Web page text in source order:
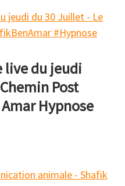
live du jeudi
Post
Hypnose